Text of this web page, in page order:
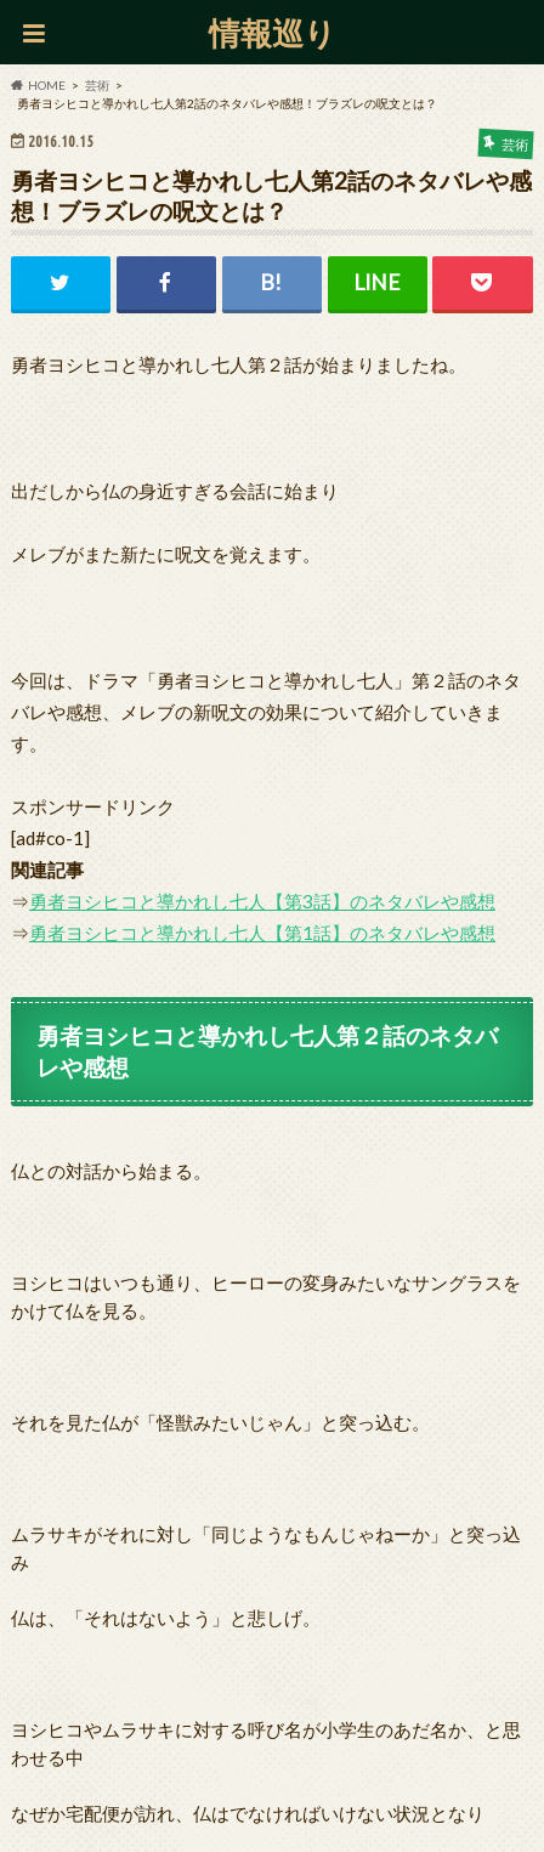
情報巡り
HOME
芸術
勇者ヨシヒコと導かれし七人第2話のネタバレや感想！ブラズレの呪文とは？
2016.10.15 芸術
勇者ヨシヒコと導かれし七人第2話のネタバレや感
想！ブラズレの呪文とは？
勇者ヨシヒコと導かれし七人第２話が始まりましたね。
出だしから仏の身近すぎる会話に始まり
メレブがまた新たに呪文を覚えます。
今回は、ドラマ「勇者ヨシヒコと導かれし七人」第２話のネタ
バレや感想、メレブの新呪文の効果について紹介していきま
す。
スポンサードリンク
[ad#co-1]
関連記事
⇒勇者ヨシヒコと導かれし七人【第3話】のネタバレや感想
⇒勇者ヨシヒコと導かれし七人【第1話】のネタバレや感想
勇者ヨシヒコと導かれし七人第２話のネタバ
レや感想
仏との対話から始まる。
ヨシヒコはいつも通り、ヒーローの変身みたいなサングラスを
かけて仏を見る。
それを見た仏が「怪獣みたいじゃん」と突っ込む。
ムラサキがそれに対し「同じようなもんじゃねーか」と突っ込
み
仏は、「それはないよう」と悲しげ。
ヨシヒコやムラサキに対する呼び名が小学生のあだ名か、と思
わせる中
なぜか宅配便が訪れ、仏はでなければいけない状況となり